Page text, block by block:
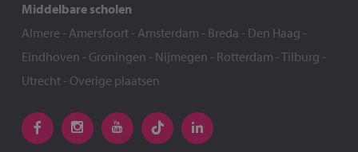
Middelbare scholen
Almere - Amersfoort- Amsterdam - Breda - Den Haag -
Eindhoven - Groningen - Nijmegen - Rotterdam -Tilburg -
Utrecht- Overige plaatsen